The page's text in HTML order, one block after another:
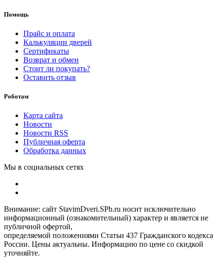
Помощь
Прайс и оплата
Калькуляции дверей
Сертификаты
Возврат и обмен
Стоит ли покупать?
Оставить отзыв
Роботам
Карта сайта
Новости
Новости RSS
Публичная оферта
Обработка данных
Мы в социальных сетях
Внимание: сайт StavimDveri.SPb.ru носит исключительно
информационный (ознакомительный) характер и является не
публичной офертой,
определяемой положениями Статьи 437 Гражданского кодекса
России. Цены актуальны. Информацию по цене со скидкой
уточняйте.